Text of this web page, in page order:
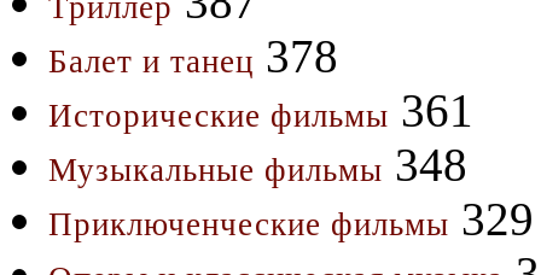
Балет и танец 378
Исторические фильмы 361
Музыкальные фильмы 348
Приключенческие фильмы 329